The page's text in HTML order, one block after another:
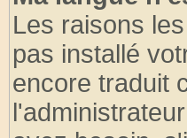
Les raisons
pas installé
encore traduit